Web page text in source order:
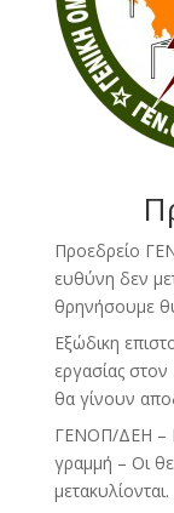
Προεδρείο
ευθύνη δεν
θρηνήσουμε
Εξώδικη
εργασίας
θα γίνουν
ΓΕΝΟΠ/ΔΕΗ –
γραμμή – Οι
μετακυλίονται.